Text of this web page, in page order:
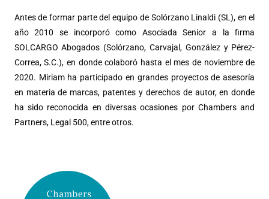
Antes de formar parte del equipo de Solórzano Linaldi (SL), en el
año 2010 se incorporó como Asociada Senior a la firma
SOLCARGO Abogados (Solórzano, Carvajal, González y Pérez-
Correa, S.C.), en donde colaboró hasta el mes de noviembre de
2020. Miriam ha participado en grandes proyectos de asesoría
en materia de marcas, patentes y derechos de autor, en donde
ha sido reconocida en diversas ocasiones por Chambers and
Partners, Legal 500, entre otros.